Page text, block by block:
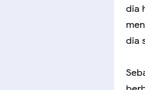
dia
dia